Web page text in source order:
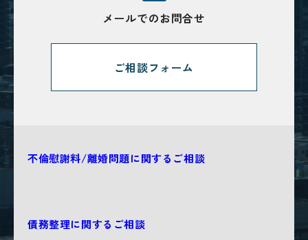
メールでのお問合せ
ご相談フォーム
不倫慰謝料/離婚問題に関するご相談
債務整理に関するご相談